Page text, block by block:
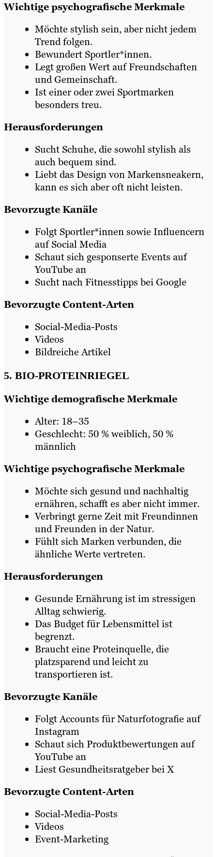
Wichtige psychografische Merkmale
Möchte stylish sein, aber nicht jedem
Trend folgen.
Bewundert Sportler*innen.
Legt großen Wert auf Freundschaften
und Gemeinschaft.
Ist einer oder zwei Sportmarken
besonders treu.
Herausforderungen
Sucht Schuhe, die sowohl stylish als
auch bequem sind.
Liebt das Design von Markensneakern,
kann es sich aber oft nicht leisten.
Bevorzugte Kanäle
Folgt Sportler*innen sowie Influencern
auf Social Media
Schaut sich gesponserte Events auf
YouTube an
Sucht nach Fitnesstipps bei Google
Bevorzugte Content-Arten
Social-Media-Posts
Videos
Bildreiche Artikel
5. BIO-PROTEINRIEGEL
Wichtige demografische Merkmale
Alter: 18–35
Geschlecht: 50 % weiblich, 50 %
männlich
Wichtige psychografische Merkmale
Möchte sich gesund und nachhaltig
ernähren, schafft es aber nicht immer.
Verbringt gerne Zeit mit Freundinnen
und Freunden in der Natur.
Fühlt sich Marken verbunden, die
ähnliche Werte vertreten.
Herausforderungen
Gesunde Ernährung ist im stressigen
Alltag schwierig.
Das Budget für Lebensmittel ist
begrenzt.
Braucht eine Proteinquelle, die
platzsparend und leicht zu
transportieren ist.
Bevorzugte Kanäle
Folgt Accounts für Naturfotografie auf
Instagram
Schaut sich Produktbewertungen auf
YouTube an
Liest Gesundheitsratgeber bei X
Bevorzugte Content-Arten
Social-Media-Posts
Videos
Event-Marketing